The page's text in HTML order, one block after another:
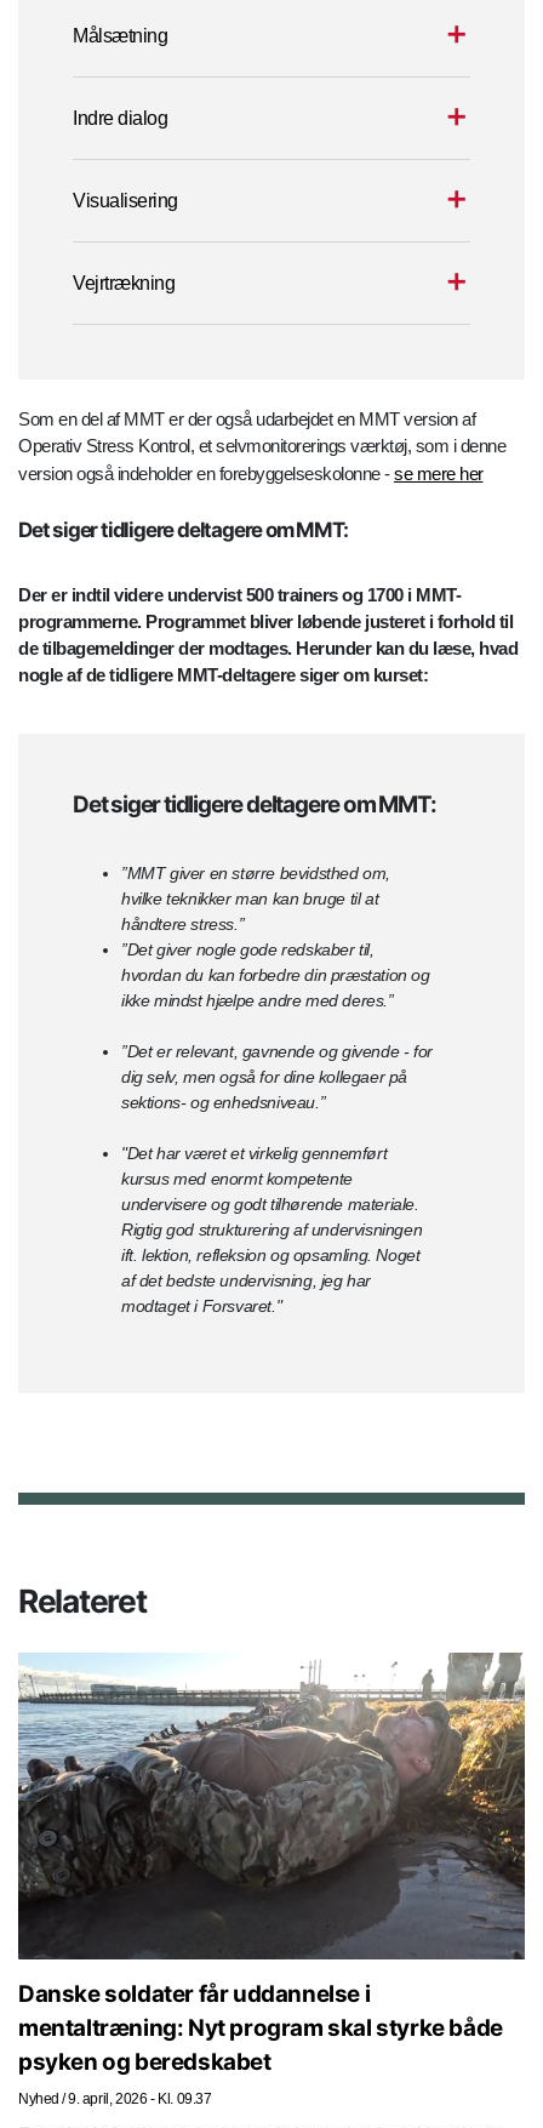
Målsætning
Indre dialog
Visualisering
Vejrtrækning
Som en del af MMT er der også udarbejdet en MMT version af
Operativ Stress Kontrol, et selvmonitorerings værktøj, som i denne
version også indeholder en forebyggelseskolonne -se mere her
Det siger tidligere deltagere om MMT:
Der er indtil videre undervist 500 trainers og 1700 i MMT-
programmerne. Programmet bliver løbende justeret i forhold til
de tilbagemeldinger der modtages. Herunder kan du læse, hvad
nogle af de tidligere MMT-deltagere siger om kurset:
Det siger tidligere deltagere om MMT:
”MMT giver en større bevidsthed om,
hvilke teknikker man kan bruge til at
håndtere stress.”
”Det giver nogle gode redskaber til,
hvordan du kan forbedre din præstation og
ikke mindst hjælpe andre med deres.”
”Det er relevant, gavnende og givende - for
dig selv, men også for dine kollegaer på
sektions- og enhedsniveau.”
"Det har været et virkelig gennemført
kursus med enormt kompetente
undervisere og godt tilhørende materiale.
Rigtig god strukturering af undervisningen
ift. lektion, refleksion og opsamling. Noget
af det bedste undervisning, jeg har
modtaget i Forsvaret."
Relateret
Danske soldater får uddannelse i
mentaltræning: Nyt program skal styrke både
psyken og beredskabet
Nyhed / 9. april, 2026 - Kl. 09.37